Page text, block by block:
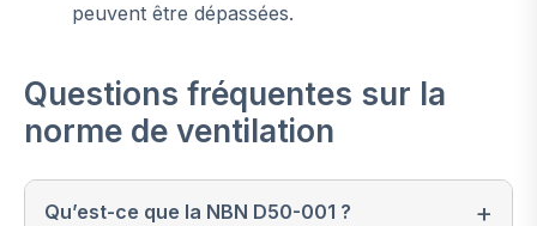
peuvent être dépassées.
Questions fréquentes sur la
norme de ventilation
Qu’est-ce que la NBN D50-001 ?